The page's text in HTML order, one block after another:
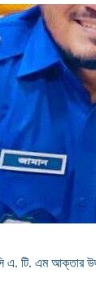
এ. টি. এম আক্তার